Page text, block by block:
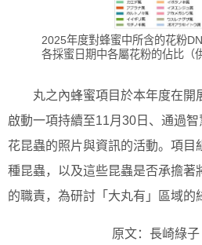
2025年度對蜂蜜中所含的花粉
各採蜜日期中各屬花粉的佔比（
丸之內蜂蜜項目於本年度在開
啟動一項持續至11月30日、通過
花昆蟲的照片與資訊的活動。項目
種昆蟲，以及這些昆蟲是否承擔著
的職責，為研討「大丸有」區域的
原文：長崎綠